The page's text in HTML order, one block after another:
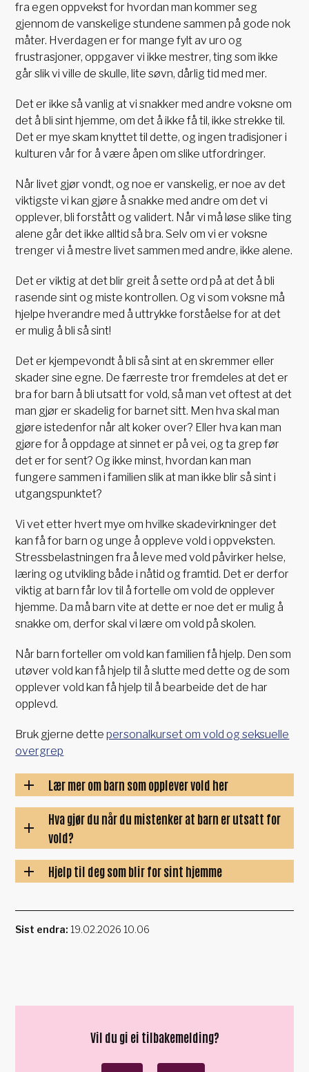
fra egen oppvekst for hvordan man kommer seg
gjennom de vanskelige stundene sammen på gode nok
måter. Hverdagen er for mange fylt av uro og
frustrasjoner, oppgaver vi ikke mestrer, ting som ikke
går slik vi ville de skulle, lite søvn, dårlig tid med mer.
Det er ikke så vanlig at vi snakker med andre voksne om
det å bli sint hjemme, om det å ikke få til, ikke strekke til.
Det er mye skam knyttet til dette, og ingen tradisjoner i
kulturen vår for å være åpen om slike utfordringer.
Når livet gjør vondt, og noe er vanskelig, er noe av det
viktigste vi kan gjøre å snakke med andre om det vi
opplever, bli forstått og validert. Når vi må løse slike ting
alene går det ikke alltid så bra. Selv om vi er voksne
trenger vi å mestre livet sammen med andre, ikke alene.
Det er viktig at det blir greit å sette ord på at det å bli
rasende sint og miste kontrollen. Og vi som voksne må
hjelpe hverandre med å uttrykke forståelse for at det
er mulig å bli så sint!
Det er kjempevondt å bli så sint at en skremmer eller
skader sine egne. De færreste tror fremdeles at det er
bra for barn å bli utsatt for vold, så man vet oftest at det
man gjør er skadelig for barnet sitt. Men hva skal man
gjøre istedenfor når alt koker over? Eller hva kan man
gjøre for å oppdage at sinnet er på vei, og ta grep før
det er for sent? Og ikke minst, hvordan kan man
fungere sammen i familien slik at man ikke blir så sint i
utgangspunktet?
Vi vet etter hvert mye om hvilke skadevirkninger det
kan få for barn og unge å oppleve vold i oppveksten.
Stressbelastningen fra å leve med vold påvirker helse,
læring og utvikling både i nåtid og framtid. Det er derfor
viktig at barn får lov til å fortelle om vold de opplever
hjemme. Da må barn vite at dette er noe det er mulig å
snakke om, derfor skal vi lære om vold på skolen.
Når barn forteller om vold kan familien få hjelp. Den som
utøver vold kan få hjelp til å slutte med dette og de som
opplever vold kan få hjelp til å bearbeide det de har
opplevd.
Bruk gjerne dettepersonalkurset om vold og seksuelle
overgrep
Lær mer om barn som opplever vold her
Hva gjør du når du mistenker at barn er utsatt for
vold?
Hjelp til deg som blir for sint hjemme
Sist endra 19.02.2026 10.06
Vil du gi ei tilbakemelding?